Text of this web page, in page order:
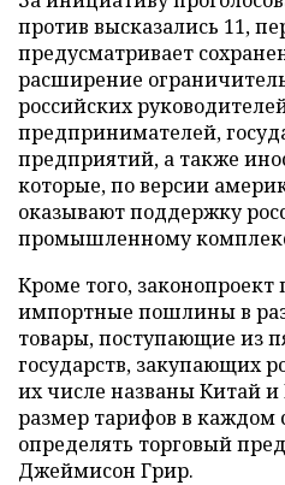
против высказались 11,
предусматривает
расширение
российских
предпринимателей,
предприятий, а также
которые, по версии
оказывают поддержку
промышленному
Кроме того, законопроект
импортные пошлины в
товары, поступающие из
государств, закупающих
их числе названы Китай
размер тарифов в каждом
определять торговый
Джеймисон Грир.